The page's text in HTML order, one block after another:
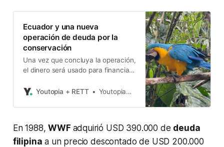
Ecuador y una nueva
operación de deuda por la
conservación
Una vez que concluya la operación,
el dinero será usado para financiar
Ecuador.Youtopia + RETT Youtopia+Rett
En 1988,WWF adquirió USD 390.000 de deuda
filipina a un precio descontado de USD 200.000